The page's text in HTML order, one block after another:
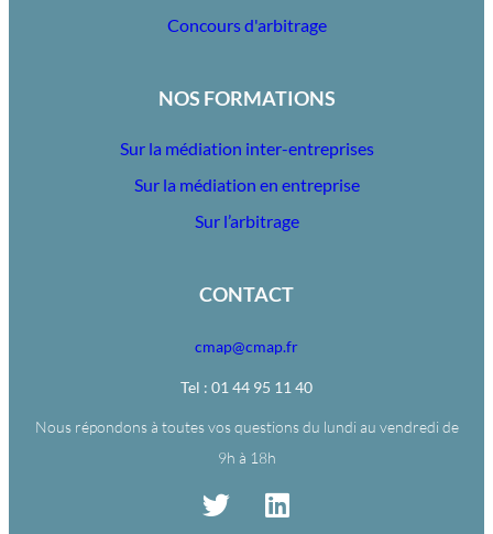
Concours d'arbitrage
NOS FORMATIONS
Sur la médiation inter-entreprises
Sur la médiation en entreprise
Sur l’arbitrage
CONTACT
cmap@cmap.fr
Tel : 01 44 95 11 40
Nous répondons à toutes vos questions du lundi au vendredi de
9h à 18h